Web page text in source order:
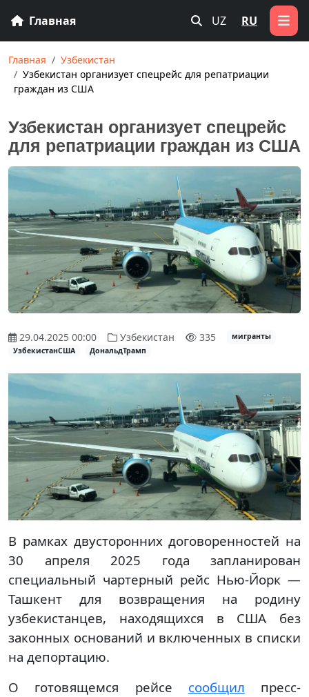
Главная UZ RU
Главная
Узбекистан
Узбекистан организует спецрейс для репатриации
граждан из США
Узбекистан организует спецрейс
для репатриации граждан из США
29.04.2025 00:00 Узбекистан 335
мигранты
УзбекистанСША
ДональдТрамп
В рамках двусторонних договоренностей на
30 апреля 2025 года запланирован
специальный чартерный рейс Нью-Йорк —
Ташкент для возвращения на родину
узбекистанцев, находящихся в США без
законных оснований и включенных в списки
на депортацию.
О готовящемся рейсе сообщил пресс-